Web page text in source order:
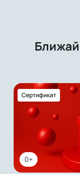
0+
Сертификат